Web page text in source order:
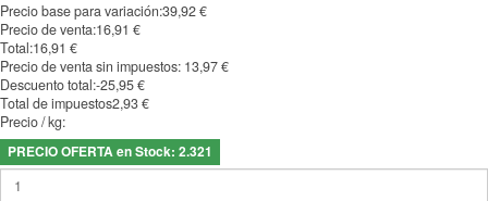
Precio base para variación:39,92 €
Precio de venta:16,91 €
Total:16,91 €
Precio de venta sin impuestos: 13,97 €
Descuento total:-25,95 €
Total de impuestos2,93 €
Precio / kg:
PRECIO OFERTA en Stock: 2.321